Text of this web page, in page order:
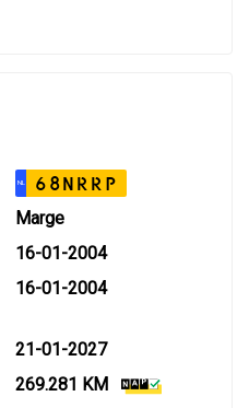
NL 68NRRP
Marge
16-01-2004
16-01-2004
21-01-2027
269.281 KM